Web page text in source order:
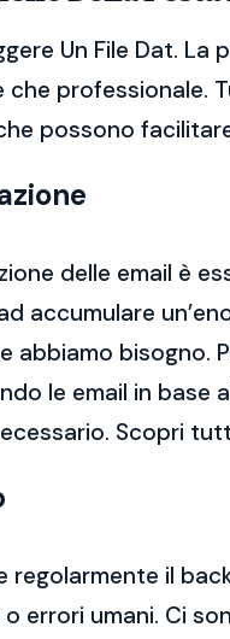
Un File Dat.
che professionale.
possono
delle email è
accumulare
abbiamo bisogno.
le email in base
Scopri
regolarmente il
errori umani. Ci